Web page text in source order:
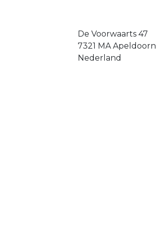
De Voorwaarts 47
7321 MA Apeldoorn
Nederland